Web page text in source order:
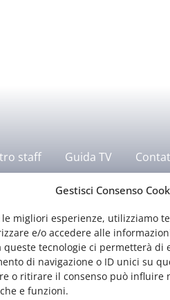
Gestisci Consenso
migliori esperienze, utilizziamo
e/o accedere alle
queste tecnologie ci permetterà di
di navigazione o ID unici su
o ritirare il consenso può influire
e funzioni.
staff Guida TV